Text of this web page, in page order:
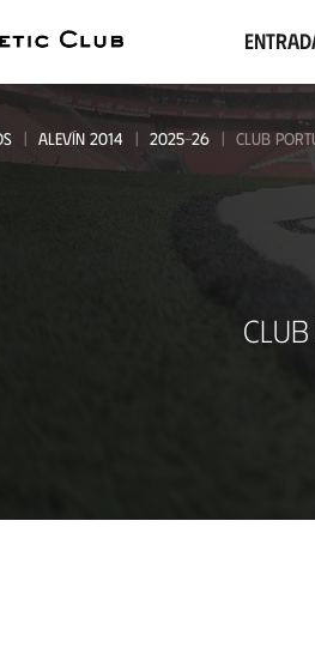
ALEVÍN 2014 2025-26 CLUB